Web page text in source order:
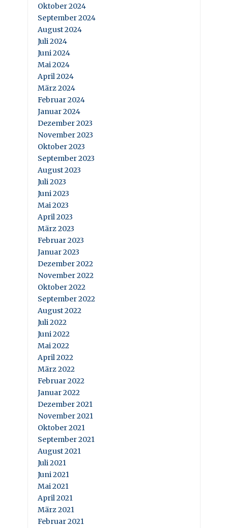
Oktober 2024
September 2024
August 2024
Juli 2024
Juni 2024
Mai 2024
April 2024
März 2024
Februar 2024
Januar 2024
Dezember 2023
November 2023
Oktober 2023
September 2023
August 2023
Juli 2023
Juni 2023
Mai 2023
April 2023
März 2023
Februar 2023
Januar 2023
Dezember 2022
November 2022
Oktober 2022
September 2022
August 2022
Juli 2022
Juni 2022
Mai 2022
April 2022
März 2022
Februar 2022
Januar 2022
Dezember 2021
November 2021
Oktober 2021
September 2021
August 2021
Juli 2021
Juni 2021
Mai 2021
April 2021
März 2021
Februar 2021